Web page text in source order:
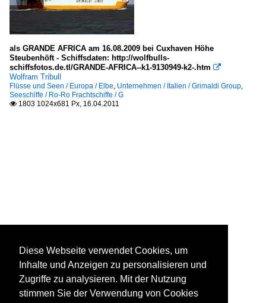
als GRANDE AFRICA am 16.08.2009 bei Cuxhaven Höhe
Steubenhöft - Schiffsdaten: http://wolfbulls-
schiffsfotos.de.tl/GRANDE-AFRICA--k1-9130949-k2-.htm 
Wolfram Tribull
Flüsse und Seen / Europa / Elbe Unternehmen / Italien / Grimaldi Group
Seeschiffe / Ro-Ro Frachtschiffe / G
 1803 1024x681 Px, 16.04.2011
Diese Webseite verwendet Cookies, um
Inhalte und Anzeigen zu personalisieren und
Zugriffe zu analysieren. Mit der Nutzung
stimmen Sie der Verwendung von Cookies